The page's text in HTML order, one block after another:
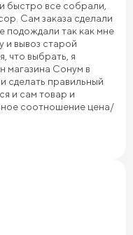
быстро все собрали,
Сам заказа сделали
подождали так как мне
и вывоз старой
что выбрать, я
магазина Сонум в
сделать правильный
и сам товар и
соотношение цена/